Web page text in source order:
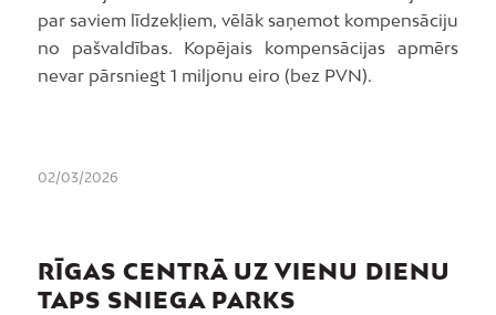
par saviem līdzekļiem, vēlāk saņemot kompensāciju
no pašvaldības. Kopējais kompensācijas apmērs
nevar pārsniegt 1 miljonu eiro (bez PVN).
02/03/2026
RĪGAS CENTRĀ UZ VIENU DIENU
TAPS SNIEGA PARKS